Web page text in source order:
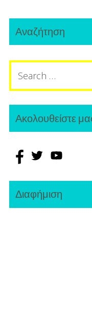
Primary
Sidebar
Αναζήτηση
Search
for:
Ακολουθείστε
Διαφήμιση